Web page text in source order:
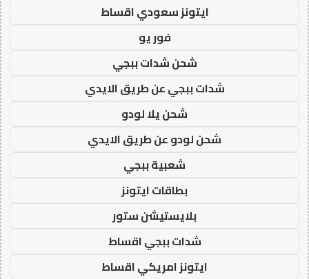
ايتونز سعودي اقساط
فور يو
شحن شدات ببجي
شدات ببجي عن طريق الايدي
شحن يلا لودو
شحن لودو عن طريق الايدي
شعبية ببجي
بطاقات ايتونز
بلايستيشن ستور
شدات ببجي اقساط
ايتونز امريكي اقساط